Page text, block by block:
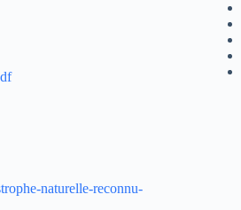
naturelle-reconnu-